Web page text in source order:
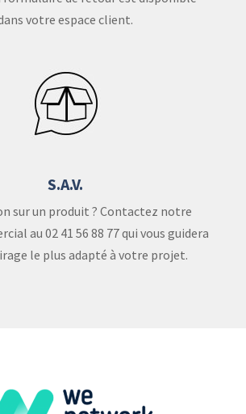
votre espace client.
S.A.V.
sur un produit ? Contactez notre
au 02 41 56 88 77 qui vous guidera
le plus adapté à votre projet.